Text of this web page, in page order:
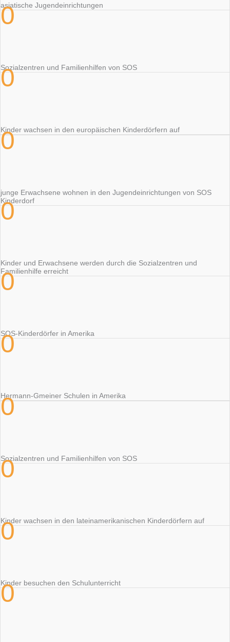
asiatische Jugendeinrichtungen
0
Sozialzentren und Familienhilfen von SOS
0
Kinder wachsen in den europäischen Kinderdörfern auf
0
junge Erwachsene wohnen in den Jugendeinrichtungen von SOS
Kinderdorf
0
Kinder und Erwachsene werden durch die Sozialzentren und
Familienhilfe erreicht
0
SOS-Kinderdörfer in Amerika
0
Hermann-Gmeiner Schulen in Amerika
0
Sozialzentren und Familienhilfen von SOS
0
Kinder wachsen in den lateinamerikanischen Kinderdörfern auf
0
Kinder besuchen den Schulunterricht
0